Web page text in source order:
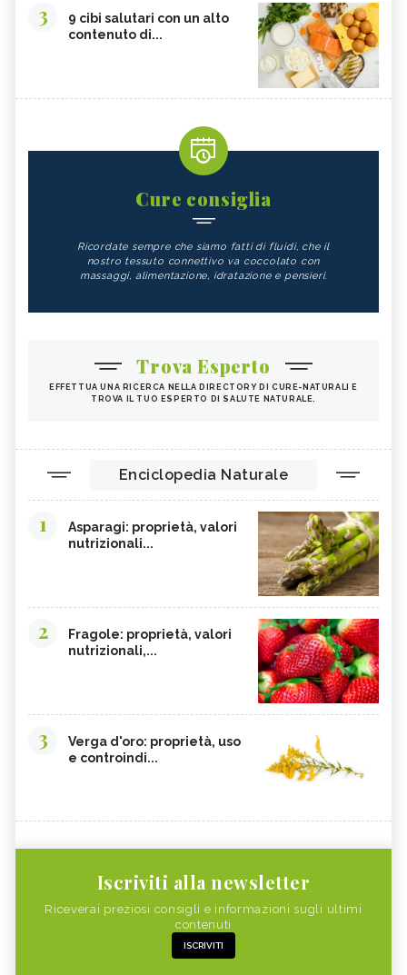
3
9 cibi salutari con un alto
contenuto di...
Cure consiglia
Ricordate sempre che siamo fatti di fluidi, che il
nostro tessuto connettivo va coccolato con
massaggi, alimentazione, idratazione e pensieri.
Trova Esperto
EFFETTUA UNA RICERCA NELLA DIRECTORY DI CURE-NATURALI E
TROVA IL TUO ESPERTO DI SALUTE NATURALE.
Enciclopedia Naturale
1
Asparagi: proprietà, valori
nutrizionali...
2
Fragole: proprietà, valori
nutrizionali,...
3
Verga d'oro: proprietà, uso
e controindi...
Iscriviti alla newsletter
Riceverai preziosi consigli e informazioni sugli ultimi
contenuti
ISCRIVITI